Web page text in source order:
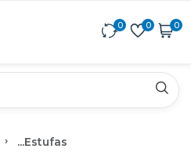
0 0 0
...Estufas